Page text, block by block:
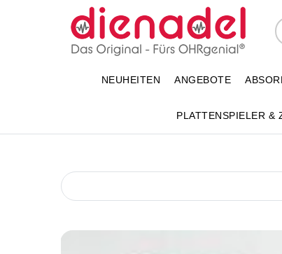
NEUHEITEN ANGEBOTE
PLATTENSPIELER &